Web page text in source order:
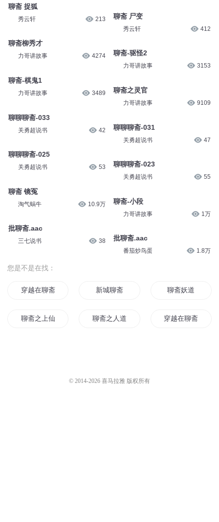
聊斋 捉狐
秀云轩 213
聊斋柳秀才
力哥讲故事 4274
聊斋-棋鬼1
力哥讲故事 3489
聊聊聊斋-033
关勇超说书 42
聊聊聊斋-025
关勇超说书 53
聊斋 镜冤
淘气蜗牛 10.9万
批聊斋.aac
三七说书 38
聊斋 尸变
秀云轩 412
聊斋-驱怪2
力哥讲故事 3153
聊斋之灵官
力哥讲故事 9109
聊聊聊斋-031
关勇超说书 47
聊聊聊斋-023
关勇超说书 55
聊斋-小段
力哥讲故事 1万
批聊斋.aac
番茄炒鸟蛋 1.8万
您是不是在找：
穿越在聊斋 新城聊斋 聊斋妖道
聊斋之上仙 聊斋之人道至圣 穿越在聊斋的世
© 2014-2026 喜马拉雅 版权所有